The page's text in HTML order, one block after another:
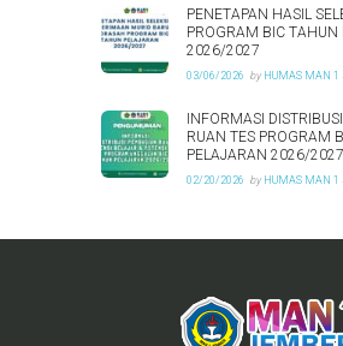
PENETAPAN HASIL
PROGRAM BIC TAHUN
2026/2027
03/06/2026 by HUMAS MAN
INFORMASI
RUAN TES PROGRAM
PELAJARAN 2026/2027
02/20/2026 by HUMAS MAN